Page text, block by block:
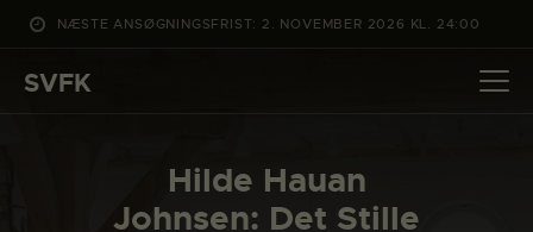
NÆSTE ANSØGNINGSFRIST: 2. NOVEMBER 2026 KL. 24:00
SVFK
Hilde Hauan
Johnsen: Det Stille
DET SKER
PROJEKTER